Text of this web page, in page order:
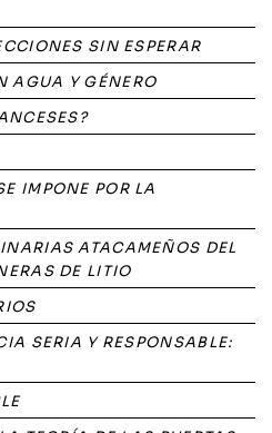
SIN ESPERAR
AGUA Y GÉNERO
IMPONE POR LA
ATACAMEÑOS DEL
DE LITIO
SERIA Y RESPONSABLE: